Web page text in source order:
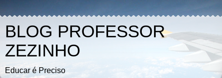
BLOG PROFESSOR
ZEZINHO
Educar é Preciso